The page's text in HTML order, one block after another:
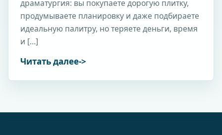
драматургия: вы покупаете дорогую плитку,
продумываете планировку и даже подбираете
идеальную палитру, но теряете деньги, время
и […]
Читать далее